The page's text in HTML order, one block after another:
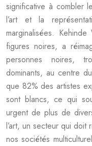
significative à combler
l’art et la
marginalisées.
figures noires, a
personnes noires,
dominants, au centre
que 82% des artistes
sont blancs, ce qui
urgent de plus de
l’art, un secteur qui
nos sociétés